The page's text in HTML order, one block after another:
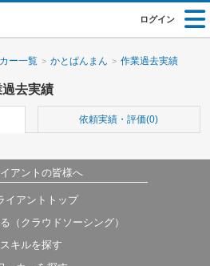
ログイン
ー一覧 かとぱんまん 作業過去実績
去実績
依頼実績・評価(0)
アントの皆様へ
イアントトップ
（クラウドソーシング）
スキルを探す